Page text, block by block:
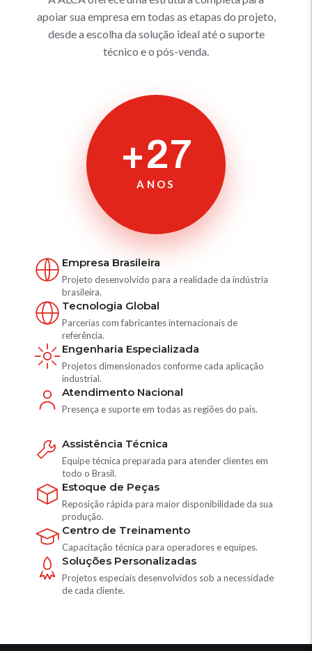
apoiar sua empresa em todas as etapas do projeto,
desde a escolha da solução ideal até o suporte
técnico e o pós-venda.
Empresa Brasileira
Projeto desenvolvido para a realidade da indústria
brasileira.
Tecnologia Global
Parcerias com fabricantes internacionais de
referência.
Engenharia Especializada
Projetos dimensionados conforme cada aplicação
industrial.
Atendimento Nacional
Presença e suporte em todas as regiões do país.
+27
ANOS
Assistência Técnica
Equipe técnica preparada para atender clientes em
todo o Brasil.
Estoque de Peças
Reposição rápida para maior disponibilidade da sua
produção.
Centro de Treinamento
Capacitação técnica para operadores e equipes.
Soluções Personalizadas
Projetos especiais desenvolvidos sob a necessidade
de cada cliente.